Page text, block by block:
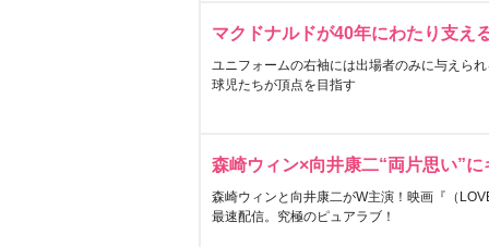
マクドナルドが40年にわたり支え
ユニフォームの右袖には出場者のみに与えら
球児たちが頂点を目指す
森崎ウィン×向井康二“両片思い”
森崎ウィンと向井康二がW主演！映画『（
最速配信。究極のピュアラブ！